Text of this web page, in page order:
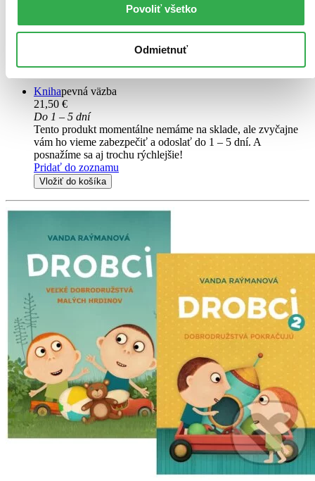
Povoliť všetko
Odmietnuť
Katarína Moláková
Kolekcia dvoch kníh plných príbehov o nevidiacej Mimi a jej
kamarátke Líze pre deti...
Knihapevná väzba
21,50 €
Do 1 – 5 dní
Tento produkt momentálne nemáme na sklade, ale zvyčajne
vám ho vieme zabezpečiť a odoslať do 1 – 5 dní. A
posnažíme sa aj trochu rýchlejšie!
Pridať do zoznamu
Vložiť do košíka